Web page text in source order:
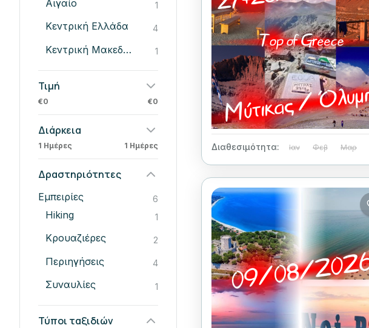
Αιγαίο 1
Κεντρική Ελλάδα 4
Κεντρική Μακεδονία 1
Τιμή
€0 €0
Διάρκεια
1 Ημέρες 1 Ημέρες
Δραστηριότητες
Εμπειρίες 6
Hiking 1
Κρουαζιέρες 2
Περιηγήσεις 4
Συναυλίες 1
Τύποι ταξιδιών
Διαθεσιμότητα: Ιαν Φεβ Μαρ